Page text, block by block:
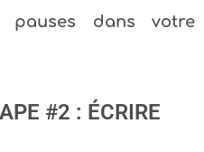
pauses dans votre
#2 : ÉCRIRE